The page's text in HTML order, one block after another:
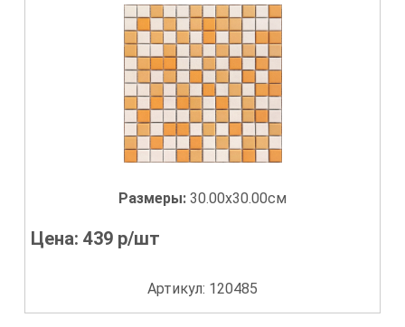
Размеры: 30.00x30.00см
Цена:439 р/шт
Артикул: 120485